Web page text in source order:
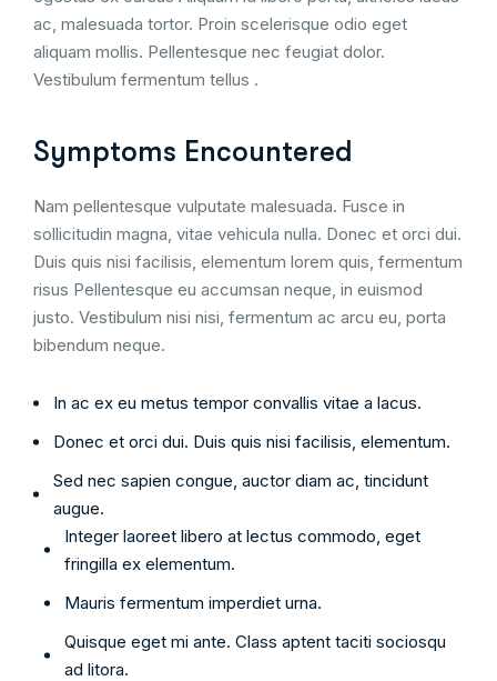
ac, malesuada tortor. Proin scelerisque odio eget
aliquam mollis. Pellentesque nec feugiat dolor.
Vestibulum fermentum tellus .
Symptoms Encountered
Nam pellentesque vulputate malesuada. Fusce in
sollicitudin magna, vitae vehicula nulla. Donec et orci dui.
Duis quis nisi facilisis, elementum lorem quis, fermentum
risus Pellentesque eu accumsan neque, in euismod
justo. Vestibulum nisi nisi, fermentum ac arcu eu, porta
bibendum neque.
In ac ex eu metus tempor convallis vitae a lacus.
Donec et orci dui. Duis quis nisi facilisis, elementum.
Sed nec sapien congue, auctor diam ac, tincidunt
augue.
Integer laoreet libero at lectus commodo, eget
fringilla ex elementum.
Mauris fermentum imperdiet urna.
Quisque eget mi ante. Class aptent taciti sociosqu
ad litora.